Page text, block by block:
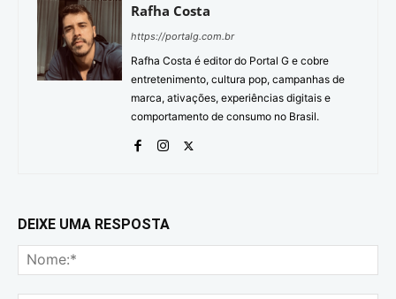
Rafha Costa
https://portalg.com.br
Rafha Costa é editor do Portal G e cobre
entretenimento, cultura pop, campanhas de
marca, ativações, experiências digitais e
comportamento de consumo no Brasil.
DEIXE UMA RESPOSTA